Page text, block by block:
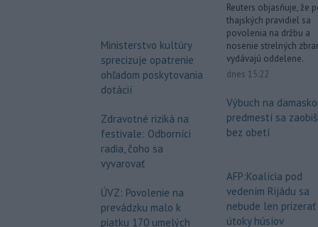
Ministerstvo kultúry
sprecizuje opatrenie
ohľadom poskytovania
dotácií
Zdravotné riziká na
festivale: Odborníci
radia, čoho sa
vyvarovať
ÚVZ: Povolenie na
prevádzku malo k
piatku 170 umelých
Reuters objasňuje, že
thajských pravidiel sa
povolenia na držbu a
nosenie strelných
vydávajú oddelene.
dnes 15:22
Výbuch na
predmestí sa
bez obetí
AFP:Koalícia pod
vedením Rijádu sa
nebude len prizerať
útoky húsíov